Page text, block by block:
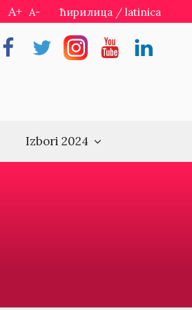
A+ A- ћирилица / latinica
FacebookTwitterInstragramYoutubeLinkedin
Izbori 2024